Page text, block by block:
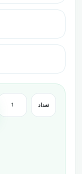
تعداد